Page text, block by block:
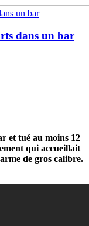
un bar
dans un bar
et tué au moins 12
qui accueillait
de gros calibre.